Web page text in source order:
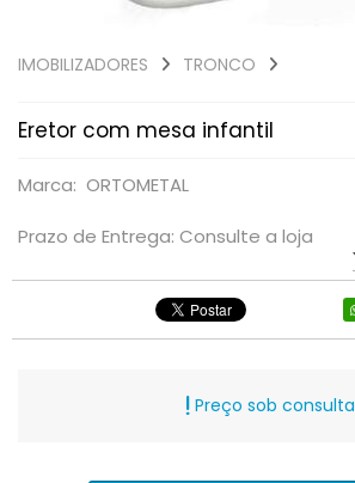
IMOBILIZADORES TRONCO
Eretor com mesa infantil
Marca: ORTOMETAL
Prazo de Entrega: Consulte a loja
Preço sob consulta